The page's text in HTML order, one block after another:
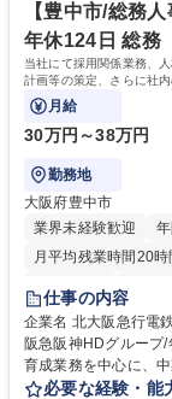
寧な指導体制が整っ
ます。 学歴・資格 学歴：大学院 大学 高専 短大 専修学校 高校 語学力：
資格：
【豊中市/総務
年休124日 総務
当社にて採用関係業務、
計画等の策定、さらに社
般を担当していただきます
月給
30万円～38万円
勤務地
大阪府豊中市
業界未経験歓迎
月平均残業時間20時
退職金あり
土日祝休み
服装
仕事の内容
企業名 北大阪急行電鉄株式会社 求人名 【豊中市/総
阪急阪神HDグループ/年休124日 仕事の内容 当
育成業務を中心に、
定、さらに社内の重
必要な経験・能